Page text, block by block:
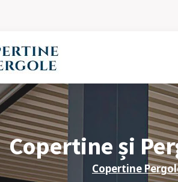
Copertine și
Copertine